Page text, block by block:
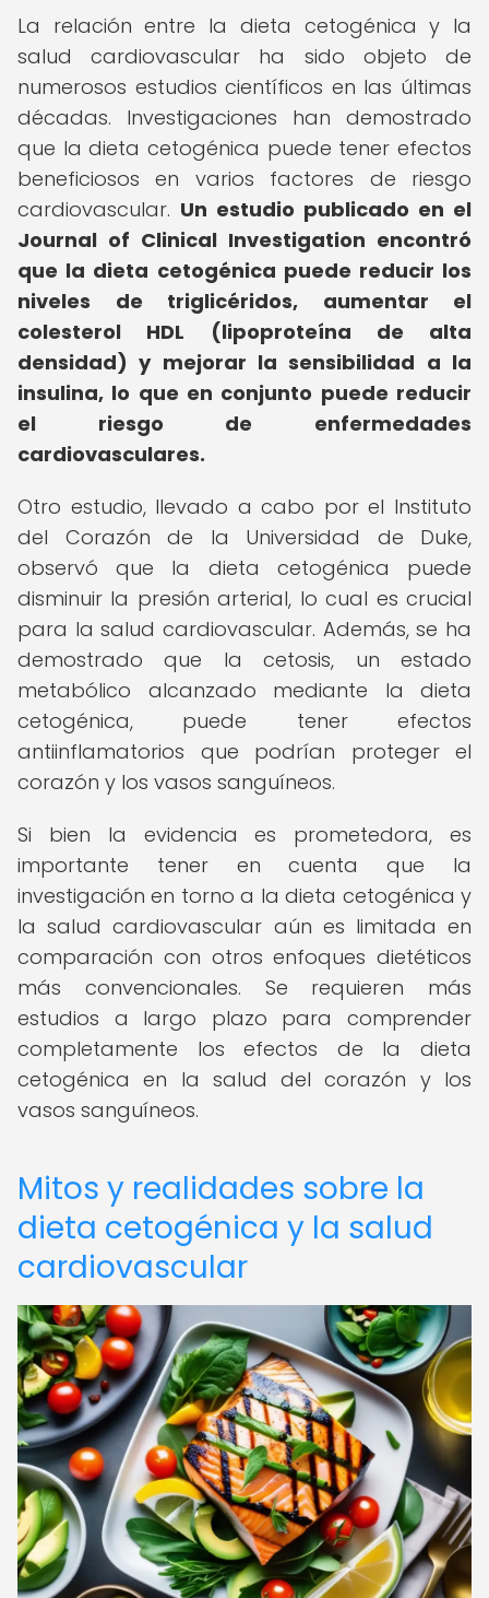
La relación entre la dieta cetogénica y la
salud cardiovascular ha sido objeto de
numerosos estudios científicos en las últimas
décadas. Investigaciones han demostrado
que la dieta cetogénica puede tener efectos
beneficiosos en varios factores de riesgo
cardiovascular. Un estudio publicado en el
Journal of Clinical Investigation encontró
que la dieta cetogénica puede reducir los
niveles de triglicéridos, aumentar el
colesterol HDL (lipoproteína de alta
densidad) y mejorar la sensibilidad a la
insulina, lo que en conjunto puede reducir
el riesgo de enfermedades
cardiovasculares.
Otro estudio, llevado a cabo por el Instituto
del Corazón de la Universidad de Duke,
observó que la dieta cetogénica puede
disminuir la presión arterial, lo cual es crucial
para la salud cardiovascular. Además, se ha
demostrado que la cetosis, un estado
metabólico alcanzado mediante la dieta
cetogénica, puede tener efectos
antiinflamatorios que podrían proteger el
corazón y los vasos sanguíneos.
Si bien la evidencia es prometedora, es
importante tener en cuenta que la
investigación en torno a la dieta cetogénica y
la salud cardiovascular aún es limitada en
comparación con otros enfoques dietéticos
más convencionales. Se requieren más
estudios a largo plazo para comprender
completamente los efectos de la dieta
cetogénica en la salud del corazón y los
vasos sanguíneos.
Mitos y realidades sobre la
dieta cetogénica y la salud
cardiovascular